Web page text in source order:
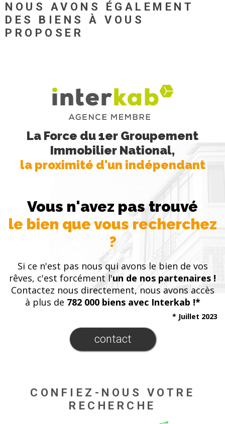
NOUS AVONS ÉGALEMENT
DES BIENS À VOUS
PROPOSER
La Force du 1er Groupement
Immobilier National,
la proximité d'un indépendant
Vous n'avez pas trouvé
le bien que vous recherchez
?
Si ce n'est pas nous qui avons le bien de vos
rêves, c'est forcément l'un de nos partenaires !
Contactez nous directement, nous avons accès
à plus de 782 000 biens avec Interkab !*
contact
* Juillet 2023
CONFIEZ-NOUS VOTRE
RECHERCHE